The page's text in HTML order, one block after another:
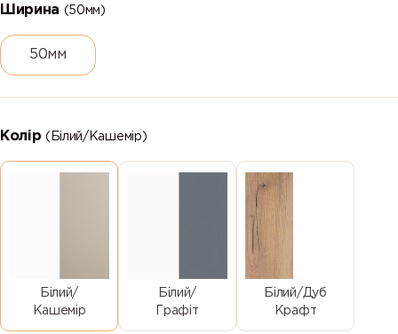
Ширина (50мм)
50мм
Колір(Білий/Кашемір)
Білий/
Кашемір
Білий/
Графіт
Білий/Дуб
Крафт